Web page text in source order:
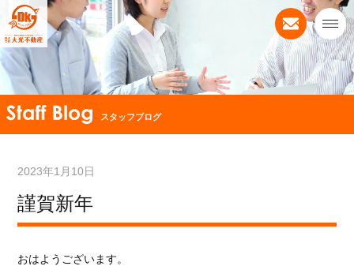
スタッフブログ
2023年1月10日
謹賀新年
おはようございます。